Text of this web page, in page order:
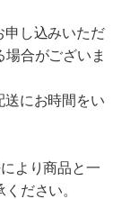
し込みいただ
合がございま
にお時間をい
より商品と一
ださい。